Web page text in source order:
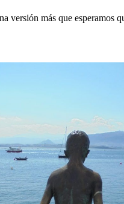
versión más que esperamos